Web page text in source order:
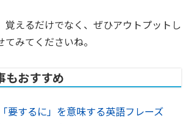
覚えるだけでなく、ぜひアウトプットし
みてくださいね。
もおすすめ
要するに」を意味する英語フレーズ